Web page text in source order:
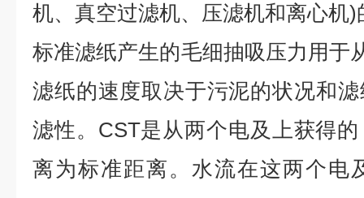
机、真空过滤机、压滤机和离心机)
标准滤纸产生的毛细抽吸压力用于
滤纸的速度取决于污泥的状况和
滤性。CST是从两个电及上获得
离为标准距离。水流在这两个电